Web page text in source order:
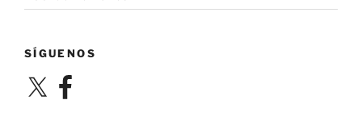
SÍGUENOS
X Facebook